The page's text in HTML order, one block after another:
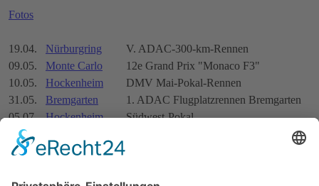
Fotos
19.04. Nürburgring
V. ADAC-300-km-Rennen
09.05.
Monte Carlo
12e Grand Prix "Monaco F3"
10.05.
Hockenheim
DMV Mai-Pokal-Rennen
31.05.
Bremgarten
1. ADAC Flugplatzrennen Bremgarten
05.07.
Hockenheim
Südwest-Pokal
19.07.
19.07.
Ulm-Laupheim
26.07.
Sembach